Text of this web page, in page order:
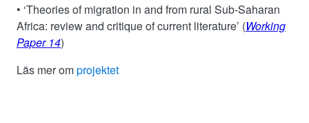
• ‘Theories of migration in and from rural Sub-Saharan
Africa: review and critique of current literature’ (Working
Paper 14)
Läs mer omprojektet